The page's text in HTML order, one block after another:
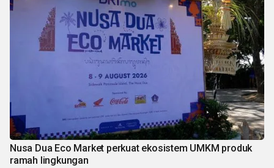
Nusa Dua Eco Market perkuat ekosistem UMKM produk
ramah lingkungan